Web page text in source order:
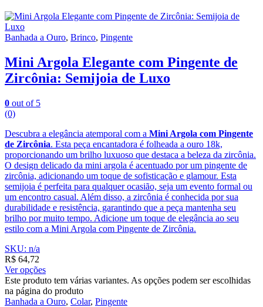
Banhada a Ouro, Brinco, Pingente
Mini Argola Elegante com Pingente de
Zircônia: Semijoia de Luxo
0 out of 5
(0)
Descubra a elegância atemporal com a Mini Argola com Pingente
de Zircônia. Esta peça encantadora é folheada a ouro 18k,
proporcionando um brilho luxuoso que destaca a beleza da zircônia.
O design delicado da mini argola é acentuado por um pingente de
zircônia, adicionando um toque de sofisticação e glamour. Esta
semijoia é perfeita para qualquer ocasião, seja um evento formal ou
um encontro casual. Além disso, a zircônia é conhecida por sua
durabilidade e resistência, garantindo que a peça mantenha seu
brilho por muito tempo. Adicione um toque de elegância ao seu
estilo com a Mini Argola com Pingente de Zircônia.
SKU: n/a
R$ 64,72
Ver opções
Este produto tem várias variantes. As opções podem ser escolhidas
na página do produto
Banhada a Ouro, Colar, Pingente